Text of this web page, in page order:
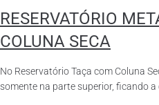
RESERVATÓRIO
COLUNA SECA
No Reservatório Taça com Coluna
somente na parte superior, ficando a